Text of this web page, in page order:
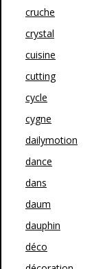
cruche
crystal
cuisine
cutting
cycle
cygne
dailymotion
dance
dans
daum
dauphin
déco